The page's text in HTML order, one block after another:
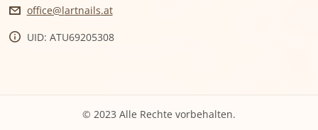
office@lartnails.at
UID: ATU69205308
© 2023 Alle Rechte vorbehalten.